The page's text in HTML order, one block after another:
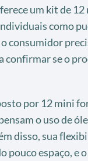
um kit de
como
consumidor
confirmar se o
por 12 mini
o uso de
disso, sua
pouco espaço, e